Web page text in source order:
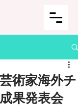
術家海外チ
果発表会